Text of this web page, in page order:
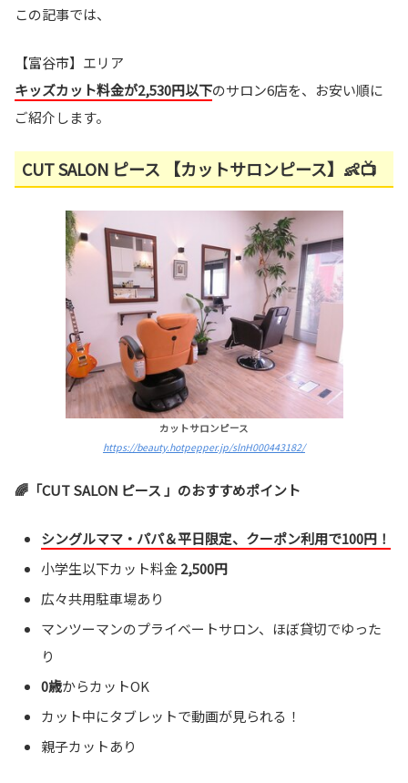
この記事では、
【富谷市】エリア
キッズカット料金が2,530円以下のサロン6店を、お安い順に
ご紹介します。
CUT SALON ピース 【カットサロンピース】👶📺
カットサロンピース
https://beauty.hotpepper.jp/slnH000443182/
🌈「CUT SALON ピース 」のおすすめポイント
シングルママ・パパ＆平日限定、クーポン利用で100円！
小学生以下カット料金2,500円
広々共用駐車場あり
マンツーマンのプライベートサロン、ほぼ貸切でゆった
り
0歳からカットOK
カット中にタブレットで動画が見られる！
親子カットあり